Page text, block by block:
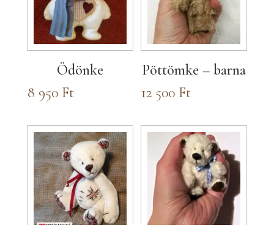
Ödönke
8 950 Ft
Pöttömke – barna
12 500 Ft